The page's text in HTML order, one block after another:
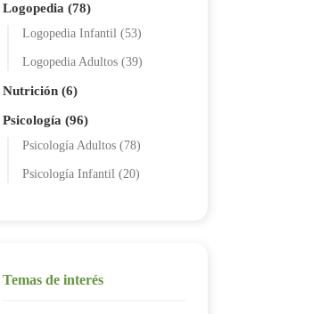
Logopedia (78)
Logopedia Infantil (53)
Logopedia Adultos (39)
Nutrición (6)
Psicología (96)
Psicología Adultos (78)
Psicología Infantil (20)
Temas de interés